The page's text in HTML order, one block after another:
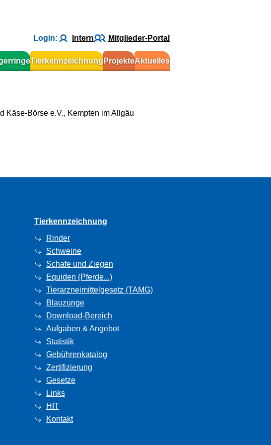
Login: Intern Mitglieder-Portal
TierkennzeichnungProjekteAktuelles
Käse-Börse e.V., Kempten im Allgäu
Tierkennzeichnung
Rinder
Schweine
Schafe und Ziegen
Equiden (Pferde...)
Tierarzneimittelgesetz (TAMG)
Blauzunge
Download-Bereich
Aufgaben & Angebot
Statistik
Gebührenkatalog
Zertifizierung
Gesetze
Links
HIT
Kontakt